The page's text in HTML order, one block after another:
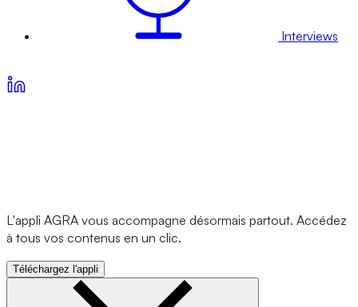
Interviews
L'appli AGRA vous accompagne désormais partout. Accédez
à tous vos contenus en un clic.
Téléchargez l'appli